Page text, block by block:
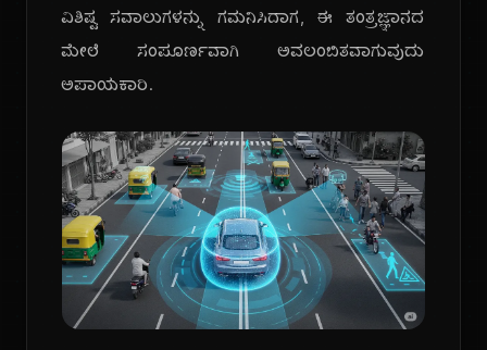
ವಿಶಿಷ್ಟ ಸವಾಲುಗಳನ್ನು ಗಮನಿಸಿದಾಗ, ಈ ತಂತ್ರಜ್ಞಾನದ
ಮೇಲೆ ಸಂಪೂರ್ಣವಾಗಿ ಅವಲಂಬಿತವಾಗುವುದು
ಅಪಾಯಕಾರಿ.